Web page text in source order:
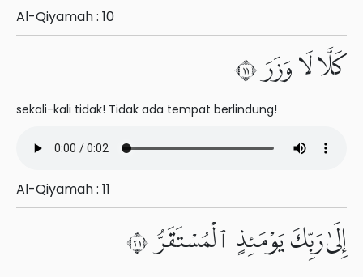
Al-Qiyamah : 10
كَلَّا لَا وَزَرَ ١١
sekali-kali tidak! Tidak ada tempat berlindung!
Al-Qiyamah : 11
إِلَىٰ رَبِّكَ يَوْمَئِذٍ ٱلْمُسْتَقَرُّ ١٢